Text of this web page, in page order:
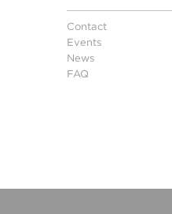
Contact
Events
News
FAQ